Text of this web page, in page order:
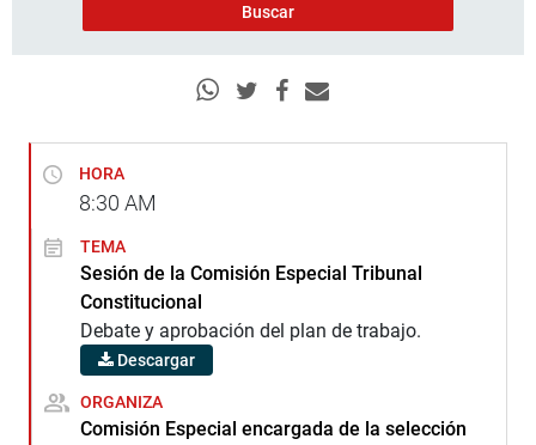
HORA
8:30 AM
TEMA
Sesión de la Comisión Especial Tribunal
Constitucional
Debate y aprobación del plan de trabajo.
Descargar
ORGANIZA
Comisión Especial encargada de la selección